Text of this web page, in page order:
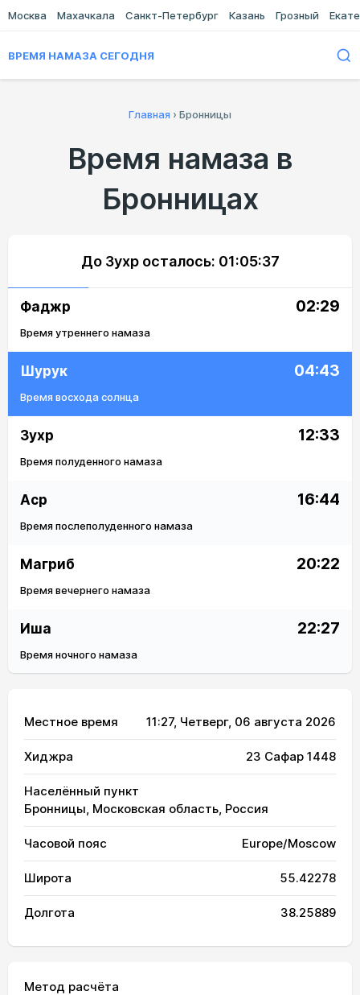
Москва Махачкала Санкт-Петербург Казань Грозный
ВРЕМЯ НАМАЗА СЕГОДНЯ
Главная › Бронницы
Время намаза в
Бронницах
До Зухр осталось: 01:05:37
Фаджр 02:29
Время утреннего намаза
Шурук 04:43
Время восхода солнца
Зухр 12:33
Время полуденного намаза
Аср 16:44
Время послеполуденного намаза
Магриб 20:22
Время вечернего намаза
Иша 22:27
Время ночного намаза
Местное время 11:27, Четверг, 06 августа 2026
Хиджра 23 Сафар 1448
Населённый пункт
Бронницы, Московская область, Россия
Часовой пояс Europe/Moscow
Широта 55.42278
Долгота 38.25889
Метод расчёта